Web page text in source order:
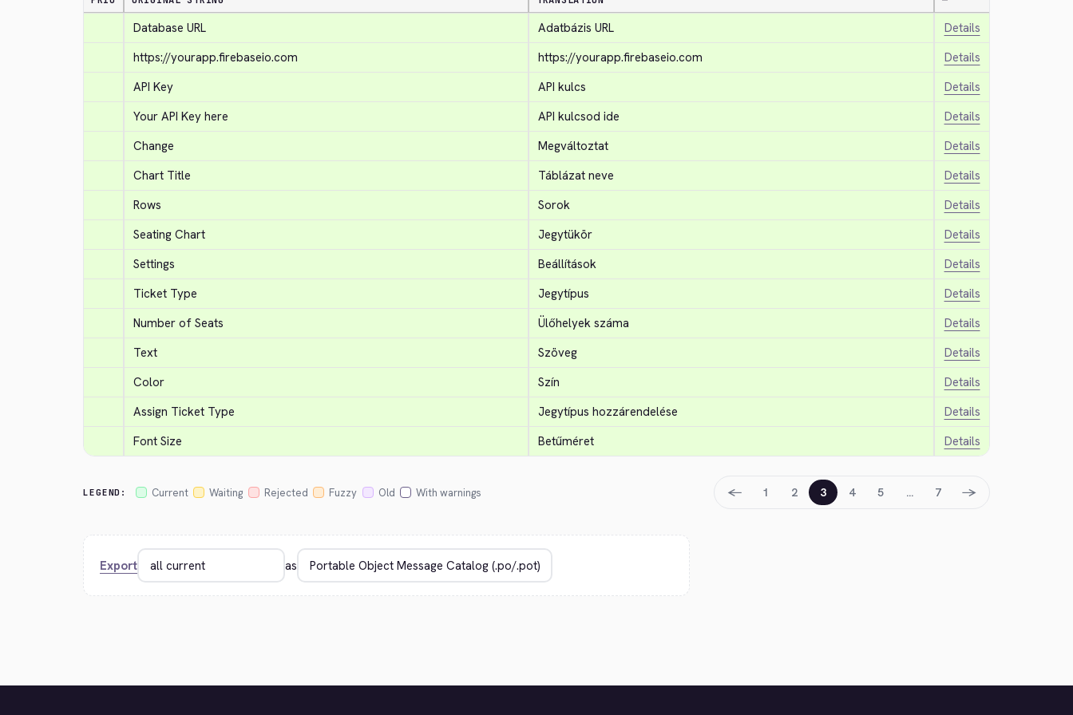
Database URL Adatbázis URL
Details
https://yourapp.firebaseio.com
https://yourapp.firebaseio.com
Details
API Key
API kulcs
Details
Your API Key here
API kulcsod ide
Details
Change
Megváltoztat
Details
Chart Title
Táblázat neve
Details
Rows
Sorok
Details
Seating Chart
Jegytükör
Details
Settings
Beállítások
Details
Ticket Type
Jegytípus
Details
Number of Seats
Ülőhelyek száma
Details
Text
Szöveg
Details
Color
Szín
Details
Assign Ticket Type
Jegytípus hozzárendelése
Details
Font Size
Betűméret Details
LEGEND: Current Waiting Rejected Fuzzy Old With warnings ← 1 2 3 4 5 … 7 →
Export as